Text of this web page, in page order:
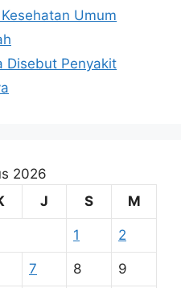
Umum
Disebut Penyakit
2026
J S M
1 2
7 8 9